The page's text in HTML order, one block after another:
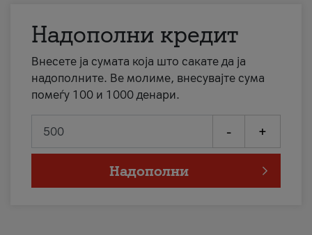
Надополни кредит
Внесете ја сумата која што сакате да ја
надополните. Ве молиме, внесувајте сума
помеѓу 100 и 1000 денари.
- +
Надополни